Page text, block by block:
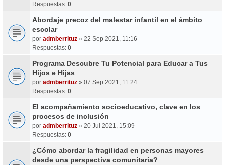
Respuestas: 0
Abordaje precoz del malestar infantil en el ámbito
escolar
por admberrituz » 22 Sep 2021, 11:16
Respuestas: 0
Programa Descubre Tu Potencial para Educar a Tus
Hijos e Hijas
por admberrituz » 07 Sep 2021, 11:24
Respuestas: 0
El acompañamiento socioeducativo, clave en los
procesos de inclusión
por admberrituz » 20 Jul 2021, 15:09
Respuestas: 0
¿Cómo abordar la fragilidad en personas mayores
desde una perspectiva comunitaria?